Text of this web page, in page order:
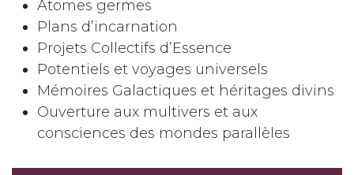
Atomes germes
Plans d’incarnation
Projets Collectifs d’Essence
Potentiels et voyages universels
Mémoires Galactiques et héritages divins
Ouverture aux multivers et aux
consciences des mondes parallèles